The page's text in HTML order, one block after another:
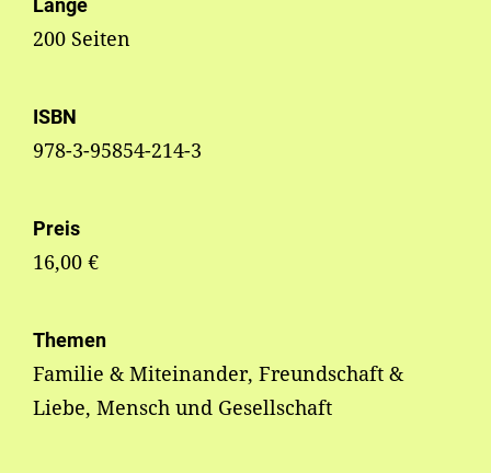
Länge
200 Seiten
ISBN
978-3-95854-214-3
Preis
16,00 €
Themen
Familie & Miteinander, Freundschaft &
Liebe, Mensch und Gesellschaft